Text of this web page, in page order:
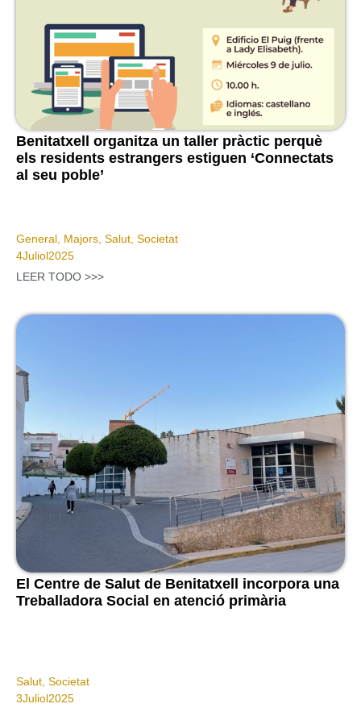
Benitatxell organitza un taller pràctic perquè
els residents estrangers estiguen ‘Connectats
al seu poble’
General Majors Salut Societat
4Juliol2025
LEER TODO >>>
El Centre de Salut de Benitatxell incorpora una
Treballadora Social en atenció primària
Salut Societat
3Juliol2025